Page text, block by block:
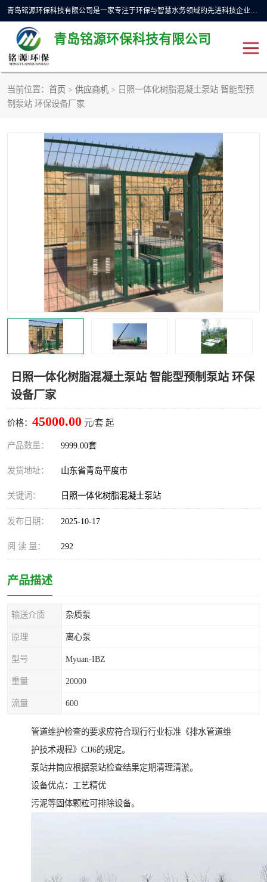
青岛铭源环保科技有限公司是一家专注于环保与智慧水务领域的先进科技企业，公司专注于云智能一体化预制泵站、水务循环利用、海绵城市、云智慧水务开发及新型环保技术研发等领域。铭源环保以为客户提供优质产品、专业技术服务为己任。为客户提供量身定制方案，提供多种配置方案满足实际使用要求。严控供货周期，并提供高标准后期维护。以环保为己任，视质量如生命，以技术做先导，靠诚信赢客户。
青岛铭源环保科技有限公司
当前位置： 首页 > 供应商机 > 日照一体化树脂混凝土泵站 智能型预
制泵站 环保设备厂家
日照一体化树脂混凝土泵站 智能型预制泵站 环保
设备厂家
价格： 45000.00 元/套 起
产品数量： 9999.00套
发货地址： 山东省青岛平度市
关键词： 日照一体化树脂混凝土泵站
发布日期： 2025-10-17
阅 读 量： 292
产品描述
输送介质 杂质泵
原理 离心泵
型号 Myuan-IBZ
重量 20000
流量 600
管道维护检查的要求应符合现行行业标准《排水管道维
护技术规程》CJJ6的规定。
泵站井筒应根据泵站检查结果定期清理清淤。
设备优点：工艺精优
污泥等固体颗粒可排除设备。
一体化HMPP泵站
智能截流井 智能旋转喷射器
下开式堰门 液动限流闸门
加压泵房/灌溉泵房 一体化预制泵站
不锈钢浮筒阀 真空冲洗装置
雨水收集回用装置 门式冲洗装置
智能一体化灌溉泵房 一体化污水处理泵房
水面垃圾清理装置 浅层砂过滤装置
一体化泵闸 柔性截污
真空冲洗设备
水平自清洗格栅